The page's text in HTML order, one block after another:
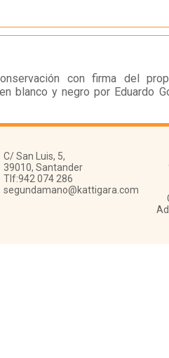
con firma del
blanco y negro por Eduardo
C/ San Luis, 5,
39010, Santander
Tlf:942 074 286
segundamano@kattigara.com